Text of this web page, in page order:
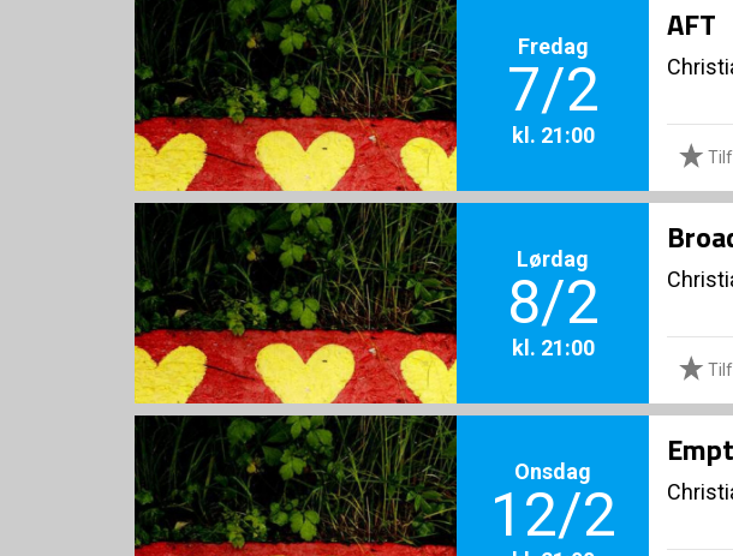
Fredag
7/2
kl. 21:00
AFT
Lørdag
8/2
kl. 21:00
Onsdag
12/2